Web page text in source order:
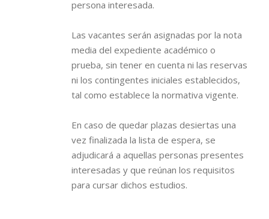
persona interesada.
Las vacantes serán asignadas por la nota
media del expediente académico o
prueba, sin tener en cuenta ni las reservas
ni los contingentes iniciales establecidos,
tal como establece la normativa vigente.
En caso de quedar plazas desiertas una
vez finalizada la lista de espera, se
adjudicará a aquellas personas presentes
interesadas y que reúnan los requisitos
para cursar dichos estudios.